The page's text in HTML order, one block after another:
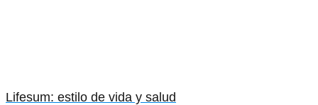
Lifesum: estilo de vida y salud